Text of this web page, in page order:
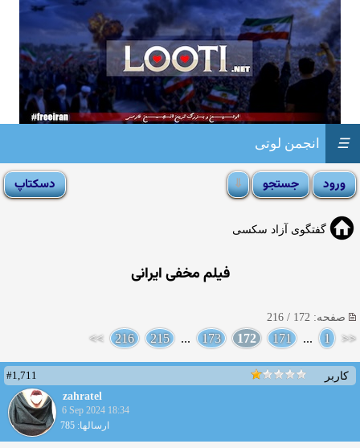
انجمن لوتی ☰
گفتگوی آزاد سکسی
فیلم مخفی ایرانی
صفحه: 172 / 216
<<
1
...
171
172
173
...
215
216
>>
کاربر
#1,711
zahratel
6 Sep 2024 18:34
ارسالها: 785